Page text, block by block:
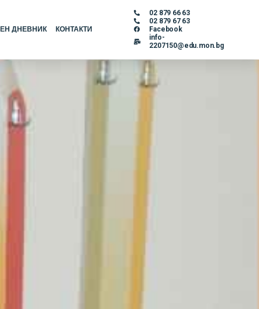
ДНЕВНИК КОНТАКТИ
02 879 66 63
02 879 67 63
Facebook
info-
2207150@edu.mon.bg